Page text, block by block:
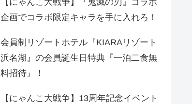
【にゃんこ大戦争】『鬼滅の刃』コラボ
企画でコラボ限定キャラを手に入れろ！
会員制リゾートホテル『KIARAリゾート
浜名湖』の会員誕生日特典『一泊二食無
料招待』！
【にゃんこ大戦争】13周年記念イベント